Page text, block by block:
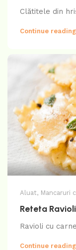
Clătitele din
Continue reading
Aluat, Mancaruri
Reteta
Ravioli cu
Continue reading